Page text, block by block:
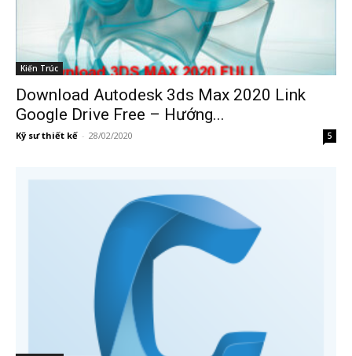
Kiến Trúc
Download Autodesk 3ds Max 2020 Link
Google Drive Free – Hướng...
Kỹ sư thiết kế - 28/02/2020 5